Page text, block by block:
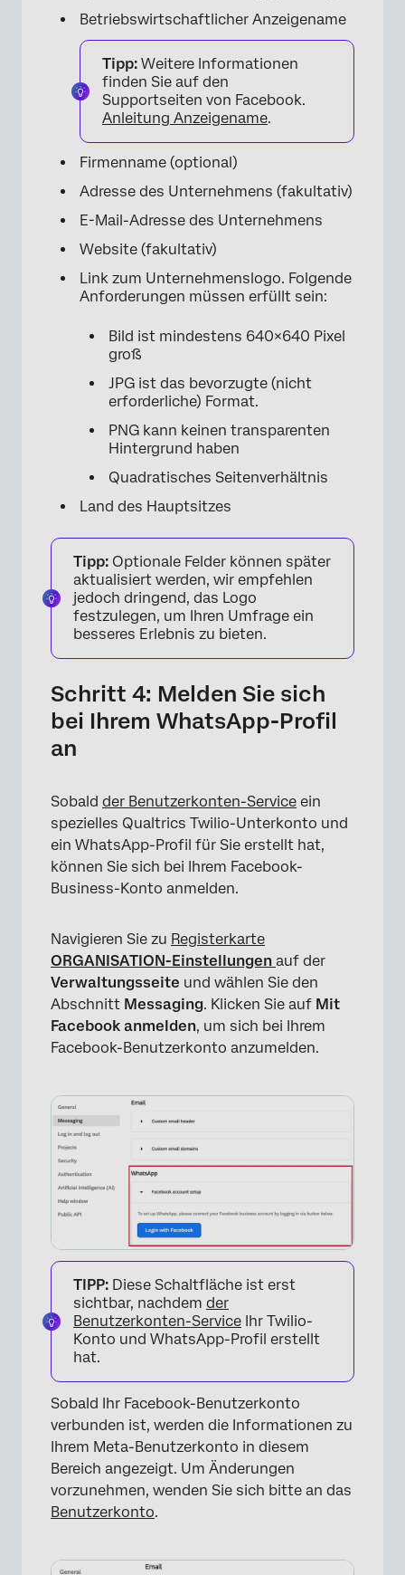
Betriebswirtschaftlicher Anzeigename
Tipp: Weitere Informationen
finden Sie auf den
Supportseiten von Facebook.
Anleitung Anzeigename.
Firmenname (optional)
Adresse des Unternehmens (fakultativ)
E-Mail-Adresse des Unternehmens
Website (fakultativ)
Link zum Unternehmenslogo. Folgende
Anforderungen müssen erfüllt sein:
Bild ist mindestens 640×640 Pixel
groß
JPG ist das bevorzugte (nicht
erforderliche) Format.
PNG kann keinen transparenten
Hintergrund haben
Quadratisches Seitenverhältnis
Land des Hauptsitzes
Tipp: Optionale Felder können später
aktualisiert werden, wir empfehlen
jedoch dringend, das Logo
festzulegen, um Ihren Umfrage ein
besseres Erlebnis zu bieten.
Schritt 4: Melden Sie sich
bei Ihrem WhatsApp-Profil
an
Sobald der Benutzerkonten-Service ein
spezielles Qualtrics Twilio-Unterkonto und
ein WhatsApp-Profil für Sie erstellt hat,
können Sie sich bei Ihrem Facebook-
Business-Konto anmelden.
Navigieren Sie zu Registerkarte
ORGANISATION-Einstellungen auf der
Verwaltungsseite und wählen Sie den
Abschnitt Messaging. Klicken Sie auf Mit
Facebook anmelden, um sich bei Ihrem
Facebook-Benutzerkonto anzumelden.
TIPP: Diese Schaltfläche ist erst
sichtbar, nachdem der
Benutzerkonten-Service Ihr Twilio-
Konto und WhatsApp-Profil erstellt
hat.
Sobald Ihr Facebook-Benutzerkonto
verbunden ist, werden die Informationen zu
Ihrem Meta-Benutzerkonto in diesem
Bereich angezeigt. Um Änderungen
vorzunehmen, wenden Sie sich bitte an das
Benutzerkonto.